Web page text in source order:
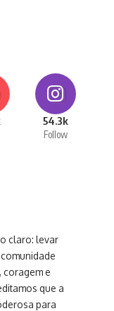
54.3k
Follow
claro: levar
coragem e
que a
para